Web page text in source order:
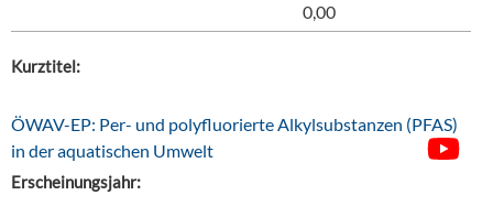
0,00
Kurztitel:
ÖWAV-EP: Per- und polyfluorierte Alkylsubstanzen (PFAS)
in der aquatischen Umwelt
Erscheinungsjahr: